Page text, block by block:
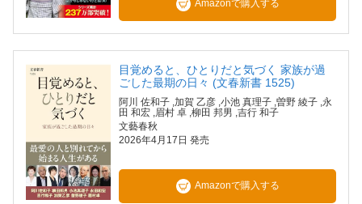
Amazonで購入する
目覚めると、ひとりだと気づく 家族が過
ごした最期の日々 (文春新書 1525)
阿川 佐和子 ,加賀 乙彦 ,小池 真理子 ,曽野 綾子 ,永
田 和宏 ,眉村 卓 ,柳田 邦男 ,吉行 和子
文藝春秋
2026年4月17日 発売
Amazonで購入する